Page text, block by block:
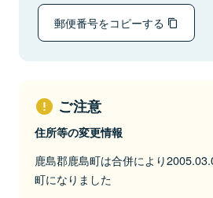
郵便番号をコピーする
ご注意
住所等の変更情報
鹿島郡鹿島町は合併により
町になりました